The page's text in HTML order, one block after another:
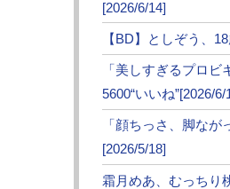
一方、新王者アル
信じていた」と冷
ケガの状態は現時
プロハースカは
イラに2連敗を喫し
けていた。念願の
[2026/6/14]
【BD】としぞう、
「美しすぎるプロ
5600“いいね”[2026/6/
「顔ちっさ、脚なが
[2026/5/18]
霜月めあ、むっちり